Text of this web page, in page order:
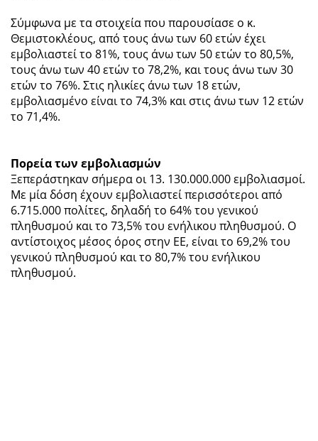
Σύμφωνα με τα στοιχεία που παρουσίασε ο κ.
Θεμιστοκλέους, από τους άνω των 60 ετών έχει
εμβολιαστεί το 81%, τους άνω των 50 ετών το 80,5%,
τους άνω των 40 ετών το 78,2%, και τους άνω των 30
ετών το 76%. Στις ηλικίες άνω των 18 ετών,
εμβολιασμένο είναι το 74,3% και στις άνω των 12 ετών
το 71,4%.
Πορεία των εμβολιασμών
Ξεπεράστηκαν σήμερα οι 13. 130.000.000 εμβολιασμοί.
Με μία δόση έχουν εμβολιαστεί περισσότεροι από
6.715.000 πολίτες, δηλαδή το 64% του γενικού
πληθυσμού και το 73,5% του ενήλικου πληθυσμού. Ο
αντίστοιχος μέσος όρος στην ΕΕ, είναι το 69,2% του
γενικού πληθυσμού και το 80,7% του ενήλικου
πληθυσμού.